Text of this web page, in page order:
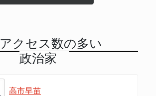
アクセス数の多い
政治家
高市早苗